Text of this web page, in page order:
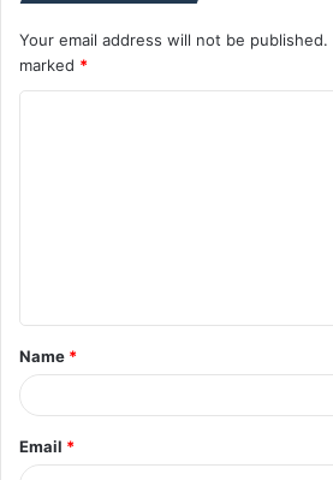
Your email address will not be published.
marked *
t
*
Name *
Email *